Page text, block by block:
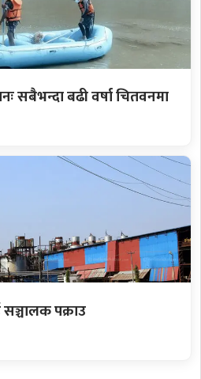
सबैभन्दा बढी वर्षा चितवनमा
पक्राउ